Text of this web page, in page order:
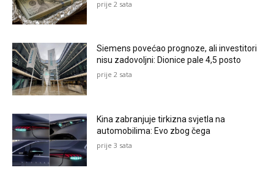
prije 2 sata
Siemens povećao prognoze, ali investitori
nisu zadovoljni: Dionice pale 4,5 posto
prije 2 sata
Kina zabranjuje tirkizna svjetla na
automobilima: Evo zbog čega
prije 3 sata